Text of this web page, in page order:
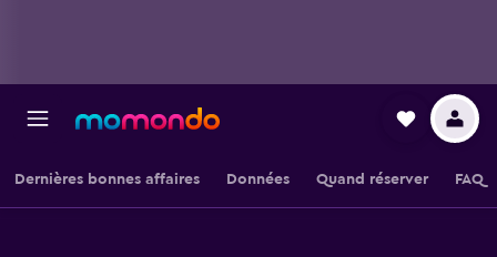
Dernières bonnes affaires Données Quand réserver FAQ